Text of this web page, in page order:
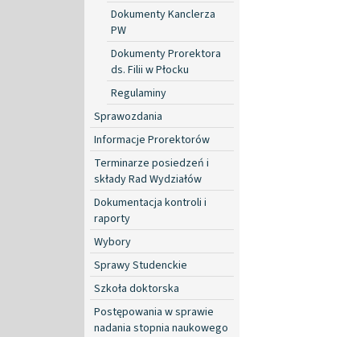
Dokumenty Kanclerza
PW
Dokumenty Prorektora
ds. Filii w Płocku
Regulaminy
Sprawozdania
Informacje Prorektorów
Terminarze posiedzeń i
składy Rad Wydziałów
Dokumentacja kontroli i
raporty
Wybory
Sprawy Studenckie
Szkoła doktorska
Postępowania w sprawie
nadania stopnia naukowego